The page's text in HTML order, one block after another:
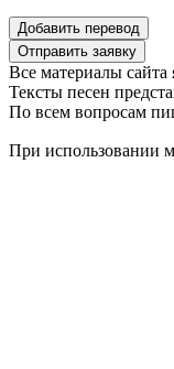
Все материалы сайта
Тексты песен
По всем вопросам
При использовании